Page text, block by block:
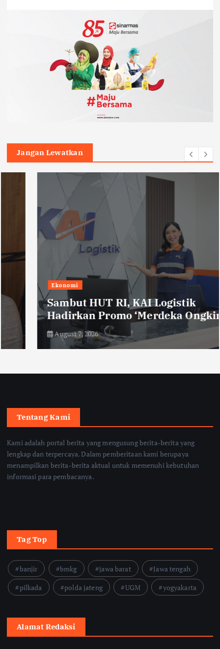
Jangan Lewatkan
Ekonomi
Sambut HUT RI, KAI Logistik
Hadirkan Promo ‘Merdeka Ongkir’
August 7, 2026
Tentang Kami
Kami adalah portal berita yang mengusung berita-berita yang
lengkap dan terpercaya. Dalam pemberitaan kami berupaya
menampilkan berita-berita aktual untuk memenuhi kebutuhan
informasi para pembacanya.
Tag Top
banjir bmkg jawa barat
Jawa tengah
pilkada
polda jateng UGM yogyakarta
Alamat Redaksi